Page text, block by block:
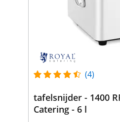
(4)
tafelsnijder - 1400
Catering - 6 l